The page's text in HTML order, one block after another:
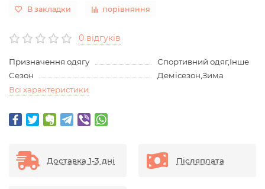
В закладки порівняння
0 відгуків
Призначення одягу
Спортивний одяг,Інше
Сезон
Демісезон,Зима
Всі характеристики
Доставка 1-3 дні Післяплата